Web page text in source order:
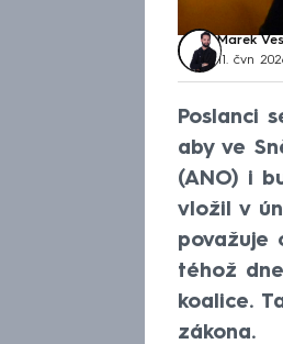
Marek
11. čvn
Poslanci
aby ve
(ANO) i
vložil v
považuje
téhož
koalice.
zákona.